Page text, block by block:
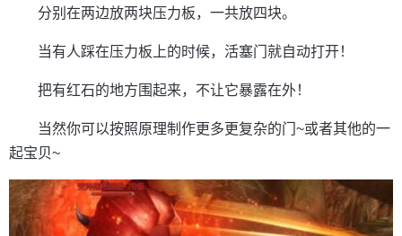
分别在两边放两块压力板，一共放四块。
当有人踩在压力板上的时候，活塞门就自动打开！
把有红石的地方围起来，不让它暴露在外！
当然你可以按照原理制作更多更复杂的门~或者其他的一
起宝贝~